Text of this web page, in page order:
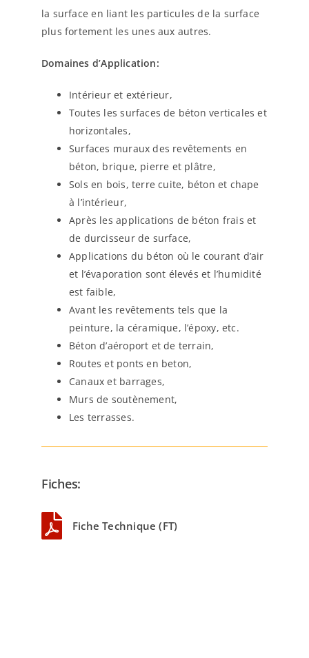
la surface en liant les particules de la surface
plus fortement les unes aux autres.
Domaines d’Application:
Intérieur et extérieur,
Toutes les surfaces de béton verticales et
horizontales,
Surfaces muraux des revêtements en
béton, brique, pierre et plâtre,
Sols en bois, terre cuite, béton et chape
à l’intérieur,
Après les applications de béton frais et
de durcisseur de surface,
Applications du béton où le courant d’air
et l’évaporation sont élevés et l’humidité
est faible,
Avant les revêtements tels que la
peinture, la céramique, l’époxy, etc.
Béton d’aéroport et de terrain,
Routes et ponts en beton,
Canaux et barrages,
Murs de soutènement,
Les terrasses.
Fiches:
Fiche Technique (FT)